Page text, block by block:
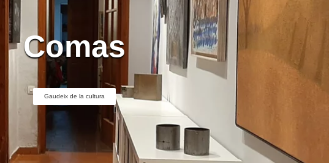
Comas
Gaudeix de la cultura